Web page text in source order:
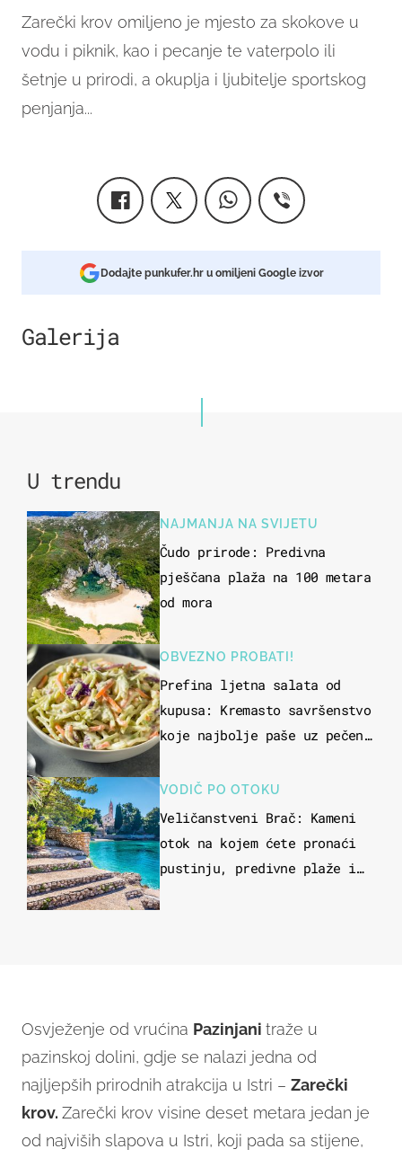
Zarečki krov omiljeno je mjesto za skokove u
vodu i piknik, kao i pecanje te vaterpolo ili
šetnje u prirodi, a okuplja i ljubitelje sportskog
penjanja...
Dodajte punkufer.hr u omiljeni Google izvor
Galerija
U trendu
NAJMANJA NA SVIJETU
Čudo prirode: Predivna
pješčana plaža na 100 metara
od mora
OBVEZNO PROBATI!
Prefina ljetna salata od
kupusa: Kremasto savršenstvo
koje najbolje paše uz pečeno
VODIČ PO OTOKU
Veličanstveni Brač: Kameni
otok na kojem ćete pronaći
pustinju, predivne plaže i
Osvježenje od vrućina Pazinjani traže u
pazinskoj dolini, gdje se nalazi jedna od
najljepših prirodnih atrakcija u Istri – Zarečki
krov. Zarečki krov visine deset metara jedan je
od najviših slapova u Istri, koji pada sa stijene,